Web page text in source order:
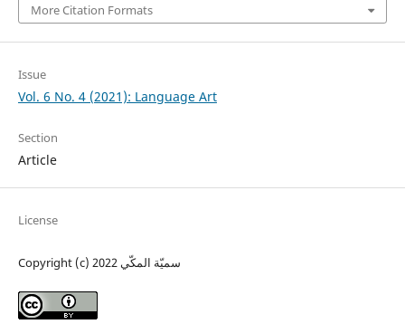
More Citation Formats
Issue
Vol. 6 No. 4 (2021): Language Art
Section
Article
License
Copyright (c) 2022 سميّة المكّي